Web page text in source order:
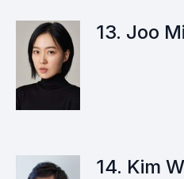
13. Joo
14. Kim